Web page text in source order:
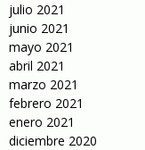
julio 2021
junio 2021
mayo 2021
abril 2021
marzo 2021
febrero 2021
enero 2021
diciembre 2020